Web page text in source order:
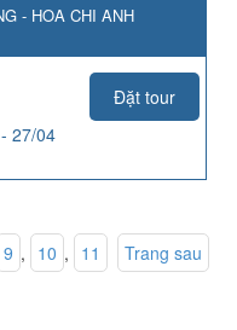
- HOA CHI ANH
Đặt tour
27/04
9 , 10 , 11
Trang sau